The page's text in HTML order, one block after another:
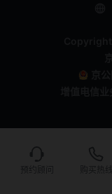
联系我们
预约顾问 购买热线